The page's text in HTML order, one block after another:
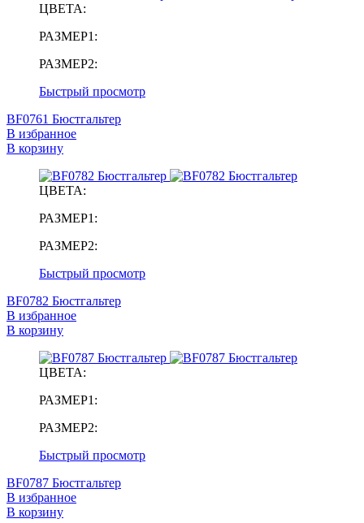
ЦВЕТА:
РАЗМЕР1:
РАЗМЕР2:
Быстрый просмотр
BF0761 Бюстгальтер
В избранное
В корзину
ЦВЕТА:
РАЗМЕР1:
РАЗМЕР2:
Быстрый просмотр
BF0782 Бюстгальтер
В избранное
В корзину
ЦВЕТА:
РАЗМЕР1:
РАЗМЕР2:
Быстрый просмотр
BF0787 Бюстгальтер
В избранное
В корзину